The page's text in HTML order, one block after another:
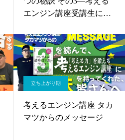
エンジン講座受講生に聞
立ち上がり期
考えるエンジン講座 タカ
マツからのメッセージ